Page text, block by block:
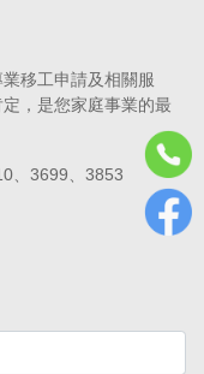
移工申請及相關服
，是您家庭事業的最
、3699、3853